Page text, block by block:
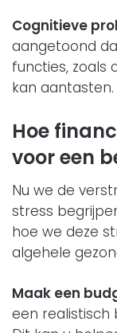
Cognitieve
aangetoond
functies, zoals
kan aantasten.
Hoe
voor een
Nu we de
stress
hoe we deze
algehele
Maak een
een realistisch